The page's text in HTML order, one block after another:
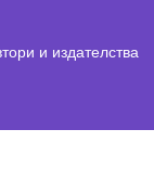
и издателства